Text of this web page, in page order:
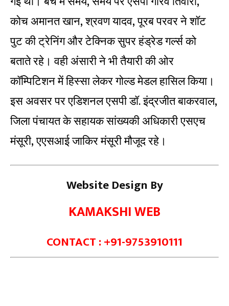
कोच अमानत खान, श्रवण यादव, पूरब परवर ने शॉट
पुट की ट्रेनिंग और टेक्निक सुपर हंड्रेड गर्ल्स को
बताते रहे। वही अंसारी ने भी तैयारी की ओर
कॉम्पिटिशन में हिस्सा लेकर गोल्ड मेडल हासिल किया।
इस अवसर पर एडिशनल एसपी डॉ. इंद्रजीत बाकरवाल,
जिला पंचायत के सहायक सांख्यकी अधिकारी एसएच
मंसूरी, एएसआई जाकिर मंसूरी मौजूद रहे।
Website Design By
KAMAKSHI WEB
CONTACT : +91-9753910111